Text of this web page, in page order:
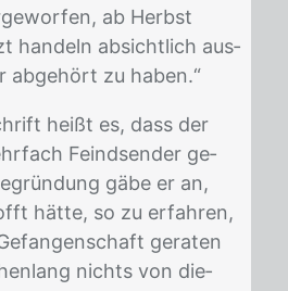
ab Herbst
han­deln ab­sicht­lich aus­
ab­ge­hört zu ha­ben.“
heißt es, dass der
Feind­sen­der ge­
gäbe er an,
hät­te, so zu er­fah­ren,
ge­ra­ten
nichts von die­